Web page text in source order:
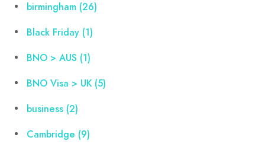
birmingham (26)
Black Friday (1)
BNO > AUS (1)
BNO Visa > UK(5)
business (2)
Cambridge (9)